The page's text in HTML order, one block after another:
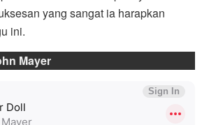
yang sangat ia harapkan
ini.
Mayer